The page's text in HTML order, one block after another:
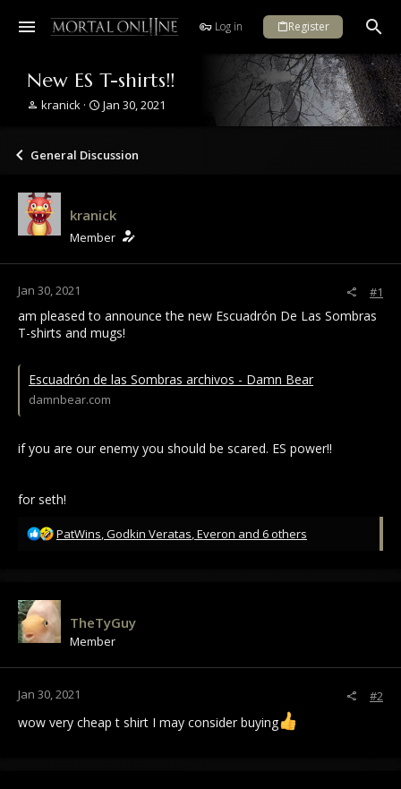
Log in Register
New ES T-shirts!!
T
e
s
t
a
t
r
kranick
S
r
t
e
Jan 30, 2021
General Discussion
kranick
Member
Jan 30, 2021 #1
am pleased to announce the new Escuadrón De Las Sombras
T-shirts and mugs!
Escuadrón de las Sombras archivos - Damn Bear
damnbear.com
if you are our enemy you should be scared. ES power!!
for seth!
R
t
i
o
n
PatWins,Godkin Veratas,Everon and 6 others
TheTyGuy
Member
Jan 30, 2021 #2
wow very cheap t shirt I may consider buying